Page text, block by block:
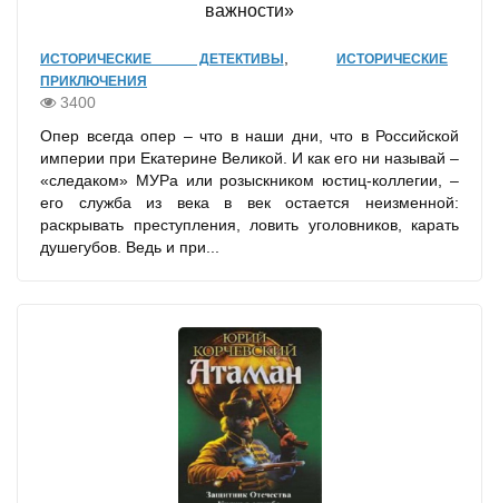
важности»
ИСТОРИЧЕСКИЕ ДЕТЕКТИВЫ
ИСТОРИЧЕСКИЕ
ПРИКЛЮЧЕНИЯ
3400
Опер всегда опер – что в наши дни, что в Российской
империи при Екатерине Великой. И как его ни называй –
«следаком» МУРа или розыскником юстиц-коллегии, –
его служба из века в век остается неизменной:
раскрывать преступления, ловить уголовников, карать
душегубов. Ведь и при...